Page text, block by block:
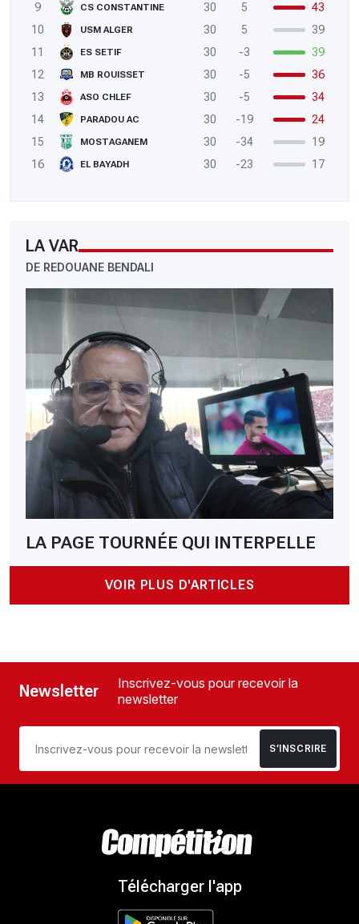
9
CS CONSTANTINE 30 5
43
10
USM ALGER 30 5
39
11
ES SETIF 30 -3
39
12
MB ROUISSET 30 -5
36
13
ASO CHLEF 30 -5
34
14
PARADOU AC 30 -19
24
15
MOSTAGANEM 30 -34
19
16
EL BAYADH 30 -23 17
LA VAR
DE REDOUANE BENDALI
LA PAGE TOURNÉE QUI INTERPELLE
VOIR PLUS D'ARTICLES
Newsletter
Inscrivez-vous pour recevoir la
newsletter
S’INSCRIRE
Télécharger l'app